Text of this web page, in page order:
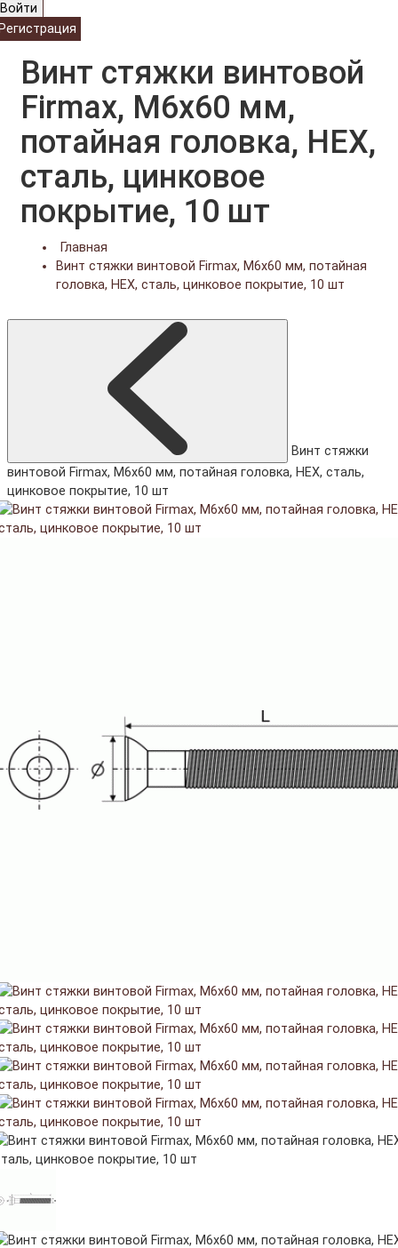
Войти
Винт стяжки винтовой
Firmax, М6x60 мм,
потайная головка, HEX,
сталь, цинковое
покрытие, 10 шт
Главная
Винт стяжки винтовой Firmax, М6x60 мм, потайная
головка, HEX, сталь, цинковое покрытие, 10 шт
Винт стяжки
винтовой Firmax, М6x60 мм, потайная головка, HEX, сталь,
цинковое покрытие, 10 шт